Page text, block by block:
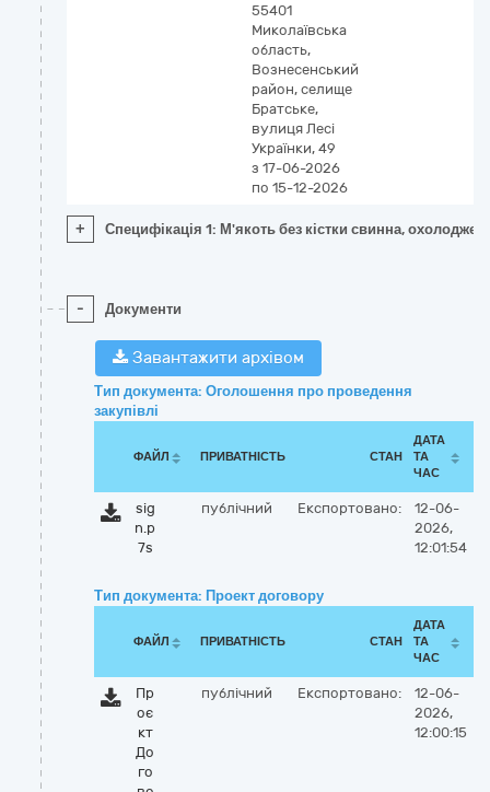
55401
Миколаївська
область,
Вознесенський
район, селище
Братське,
вулиця Лесі
Українки, 49
з 17-06-2026
по 15-12-2026
+ Специфікація 1: М'якоть без кістки свинна,
- Документи
Завантажити архівом
Тип документа: Оголошення про проведення
закупівлі
ФАЙЛ ПРИВАТНІСТЬ СТАН
ДАТА
ТА
ЧАС
sig
n.p
7s
публічний Експортовано:
12-06-
2026,
12:01:54
Тип документа: Проект договору
ФАЙЛ ПРИВАТНІСТЬ СТАН
ДАТА
ТА
ЧАС
Пр
оє
кт
До
го
публічний Експортовано:
12-06-
2026,
12:00:15